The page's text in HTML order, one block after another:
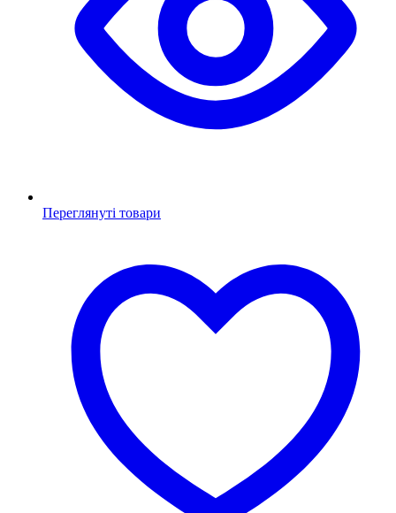
Переглянуті товари